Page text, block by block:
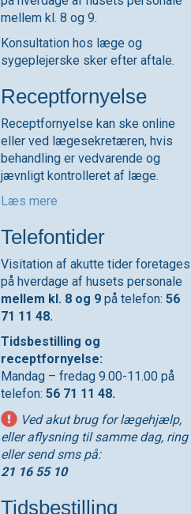
mellem kl. 8 og 9.
Konsultation hos læge og
sygeplejerske sker efter aftale.
Receptfornyelse
Receptfornyelse kan ske online
eller ved lægesekretæren, hvis
behandling er vedvarende og
jævnligt kontrolleret af læge.
Læs mere
Telefontider
Visitation af akutte tider foretages
på hverdage af husets personale
mellem kl. 8 og 9 på telefon: 56
71 11 48.
Tidsbestilling og
receptfornyelse:
Mandag – fredag 9.00-11.00 på
telefon: 56 71 11 48.
Ved akut brug for lægehjælp,
eller aflysning til samme dag, ring
eller send sms på:
21 16 55 10
Tidsbestilling